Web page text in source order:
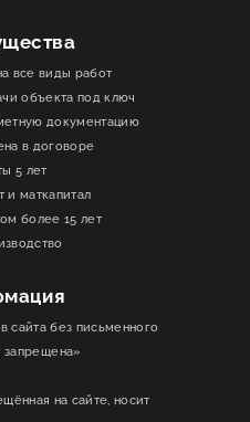
все виды работ
объекта под ключ
документацию
в договоре
5 лет
и маткапитал
более 15 лет
сайта без письменного
на сайте, носит